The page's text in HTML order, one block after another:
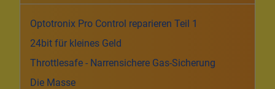
Optotronix Pro Control reparieren Teil 1
24bit für kleines Geld
Throttlesafe - Narrensichere Gas-Sicherung
Die Masse